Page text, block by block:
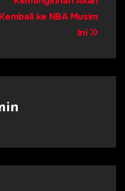
Kembali ke NBA Musim
Ini